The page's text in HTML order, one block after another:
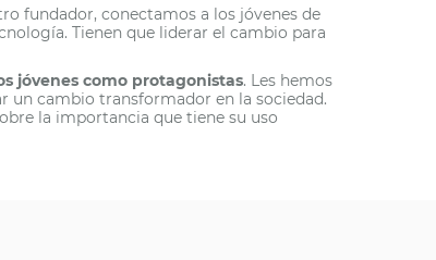
fundador, conectamos a los jóvenes de
Tienen que liderar el cambio para
jóvenes como protagonistas. Les hemos
un cambio transformador en la sociedad.
la importancia que tiene su uso